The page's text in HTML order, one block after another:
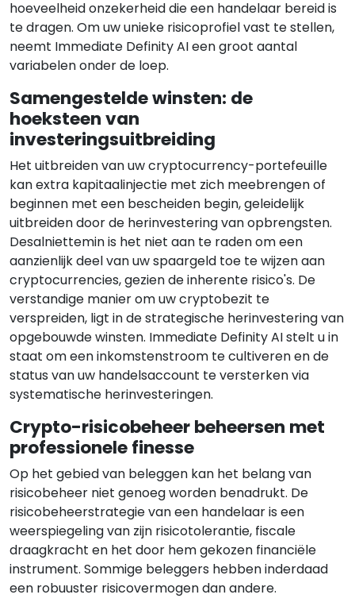
hoeveelheid onzekerheid die een handelaar bereid is
te dragen. Om uw unieke risicoprofiel vast te stellen,
neemt Immediate Definity AI een groot aantal
variabelen onder de loep.
Samengestelde winsten: de
hoeksteen van
investeringsuitbreiding
Het uitbreiden van uw cryptocurrency-portefeuille
kan extra kapitaalinjectie met zich meebrengen of
beginnen met een bescheiden begin, geleidelijk
uitbreiden door de herinvestering van opbrengsten.
Desalniettemin is het niet aan te raden om een
aanzienlijk deel van uw spaargeld toe te wijzen aan
cryptocurrencies, gezien de inherente risico's. De
verstandige manier om uw cryptobezit te
verspreiden, ligt in de strategische herinvestering van
opgebouwde winsten. Immediate Definity AI stelt u in
staat om een inkomstenstroom te cultiveren en de
status van uw handelsaccount te versterken via
systematische herinvesteringen.
Crypto-risicobeheer beheersen met
professionele finesse
Op het gebied van beleggen kan het belang van
risicobeheer niet genoeg worden benadrukt. De
risicobeheerstrategie van een handelaar is een
weerspiegeling van zijn risicotolerantie, fiscale
draagkracht en het door hem gekozen financiële
instrument. Sommige beleggers hebben inderdaad
een robuuster risicovermogen dan andere.